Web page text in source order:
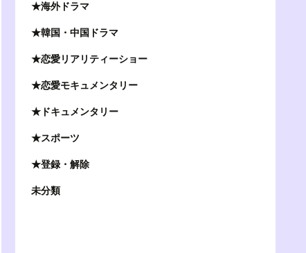
★海外ドラマ
★韓国・中国ドラマ
★恋愛リアリティーショー
★恋愛モキュメンタリー
★ドキュメンタリー
★スポーツ
★登録・解除
未分類